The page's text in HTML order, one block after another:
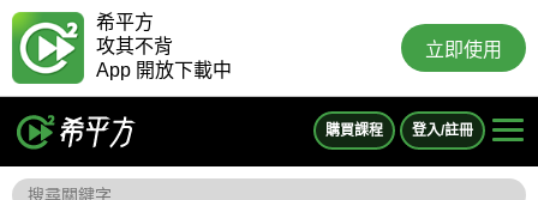
希平方
攻其不背
App 開放下載中
立即使用
購買課程 登入/註冊